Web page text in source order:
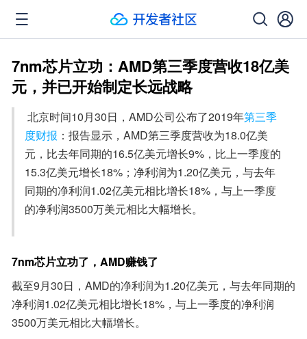
7nm芯片立功：AMD第三季度营收18亿美
元，并已开始制定长远战略
北京时间10月30日，AMD公司公布了2019年第三季
度财报 ：报告显示，AMD第三季度营收为18.0亿美
元，比去年同期的16.5亿美元增长9%，比上一季度的
15.3亿美元增长18%；净利润为1.20亿美元，与去年
同期的净利润1.02亿美元相比增长18%，与上一季度
的净利润3500万美元相比大幅增长。
7nm芯片立功了，AMD赚钱了
截至9月30日，AMD的净利润为1.20亿美元，与去年同期的
净利润1.02亿美元相比增长18%，与上一季度的净利润
3500万美元相比大幅增长。